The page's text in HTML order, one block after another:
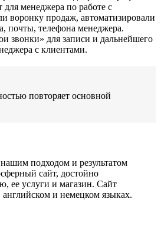
для менеджера по работе с
воронку продаж, автоматизировали
почты, телефона менеджера.
звонки» для записи и дальнейшего
с клиентами.
повторяет основной
подходом и результатом
сайт, достойно
ее услуги и магазин. Сайт
английском и немецком языках.